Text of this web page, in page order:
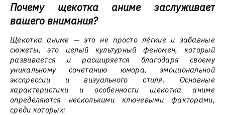
Почему щекотка аниме заслуживает
вашего внимания?
Щекотка аниме — это не просто лёгкие и забавные
сюжеты, это целый культурный феномен, который
развивается и расширяется благодаря своему
уникальному сочетанию юмора, эмоциональной
экспрессии и визуального стиля. Основные
характеристики и особенности щекотка аниме
определяются несколькими ключевыми факторами,
среди которых: